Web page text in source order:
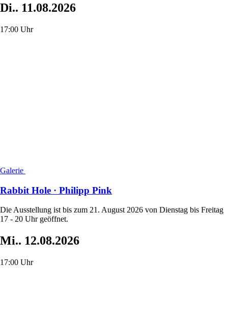
Di.. 11.08.2026
17:00 Uhr
Galerie
Rabbit Hole · Philipp Pink
Die Ausstellung ist bis zum 21. August 2026 von Dienstag bis Freitag
17 - 20 Uhr geöffnet.
Mi.. 12.08.2026
17:00 Uhr